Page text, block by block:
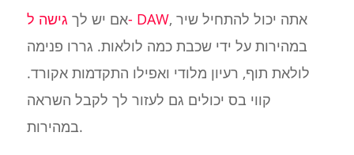
אם יש לךגישה ל- DAW, אתה יכול להתחיל שיר
במהירות על ידי שכבת כמה לולאות. גררו פנימה
לולאת תוף, רעיון מלודי ואפילו התקדמות אקורד.
קווי בס יכולים גם לעזור לך לקבל השראה
במהירות.